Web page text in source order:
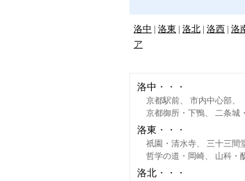
洛中 洛東 洛北 洛西 洛
ア
洛中
京都駅前
市内中心部
京都御所・下鴨
二条城
洛東
祇園・清水寺
三十三間
哲学の道・岡崎
山科・
洛北